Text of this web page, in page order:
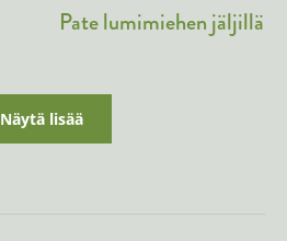
Pate lumimiehen jäljillä
Näytä lisää